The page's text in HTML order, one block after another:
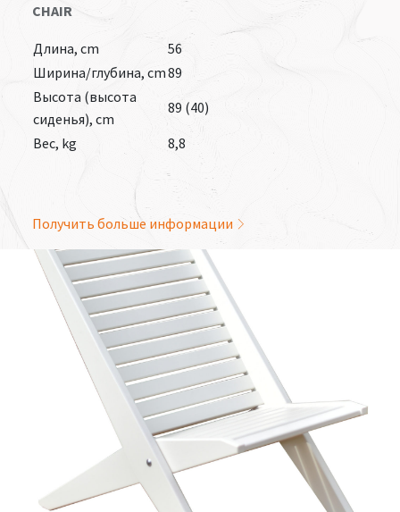
CHAIR
Длина, cm
56
Ширина/глубина, cm89
Высота (высота
сиденья), cm
89 (40)
Вес, kg
8,8
Получить больше информации